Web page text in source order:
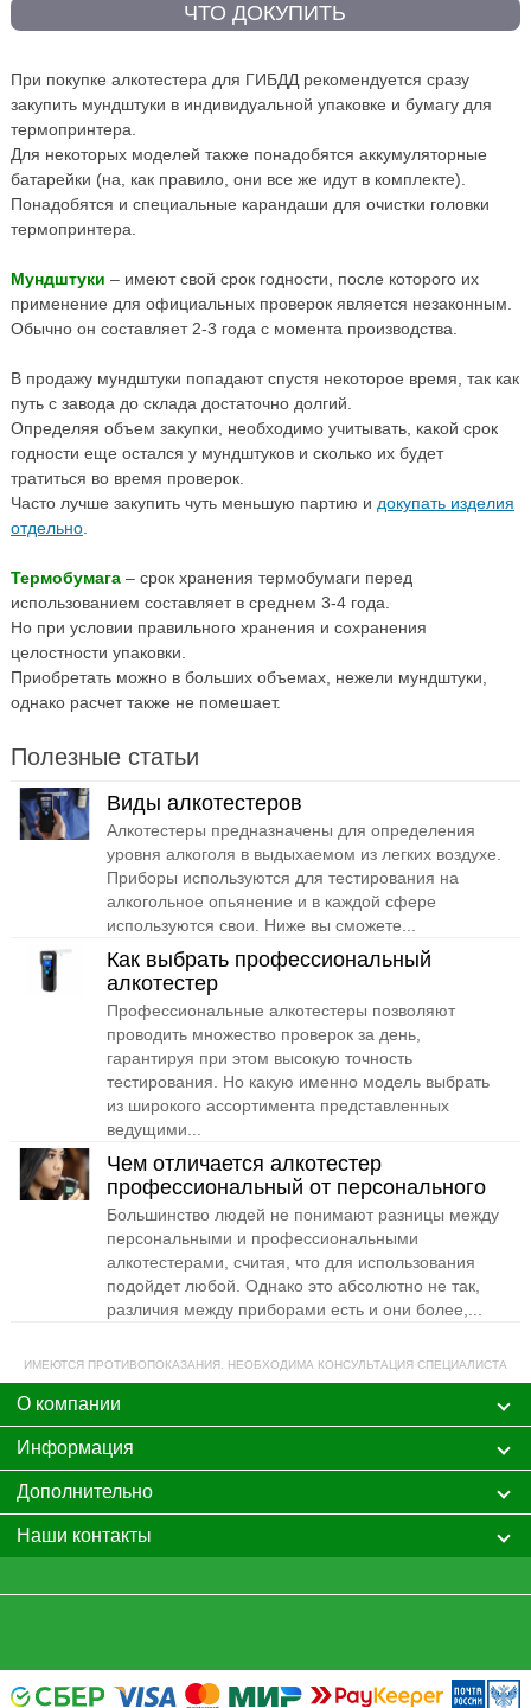
ЧТО ДОКУПИТЬ
При покупке алкотестера для ГИБДД рекомендуется сразу
закупить мундштуки в индивидуальной упаковке и бумагу для
термопринтера.
Для некоторых моделей также понадобятся аккумуляторные
батарейки (на, как правило, они все же идут в комплекте).
Понадобятся и специальные карандаши для очистки головки
термопринтера.
Мундштуки – имеют свой срок годности, после которого их
применение для официальных проверок является незаконным.
Обычно он составляет 2-3 года с момента производства.
В продажу мундштуки попадают спустя некоторое время, так как
путь с завода до склада достаточно долгий.
Определяя объем закупки, необходимо учитывать, какой срок
годности еще остался у мундштуков и сколько их будет
тратиться во время проверок.
Часто лучше закупить чуть меньшую партию и докупать изделия
отдельно.
Термобумага– срок хранения термобумаги перед
использованием составляет в среднем 3-4 года.
Но при условии правильного хранения и сохранения
целостности упаковки.
Приобретать можно в больших объемах, нежели мундштуки,
однако расчет также не помешает.
Полезные статьи
Виды алкотестеров
Алкотестеры предназначены для определения
уровня алкоголя в выдыхаемом из легких воздухе.
Приборы используются для тестирования на
алкогольное опьянение и в каждой сфере
используются свои. Ниже вы сможете...
Как выбрать профессиональный
алкотестер
Профессиональные алкотестеры позволяют
проводить множество проверок за день,
гарантируя при этом высокую точность
тестирования. Но какую именно модель выбрать
из широкого ассортимента представленных
ведущими...
Чем отличается алкотестер
профессиональный от персонального
Большинство людей не понимают разницы между
персональными и профессиональными
алкотестерами, считая, что для использования
подойдет любой. Однако это абсолютно не так,
различия между приборами есть и они более,...
ИМЕЮТСЯ ПРОТИВОПОКАЗАНИЯ. НЕОБХОДИМА КОНСУЛЬТАЦИЯ СПЕЦИАЛИСТА
О компании
Информация
Дополнительно
Наши контакты